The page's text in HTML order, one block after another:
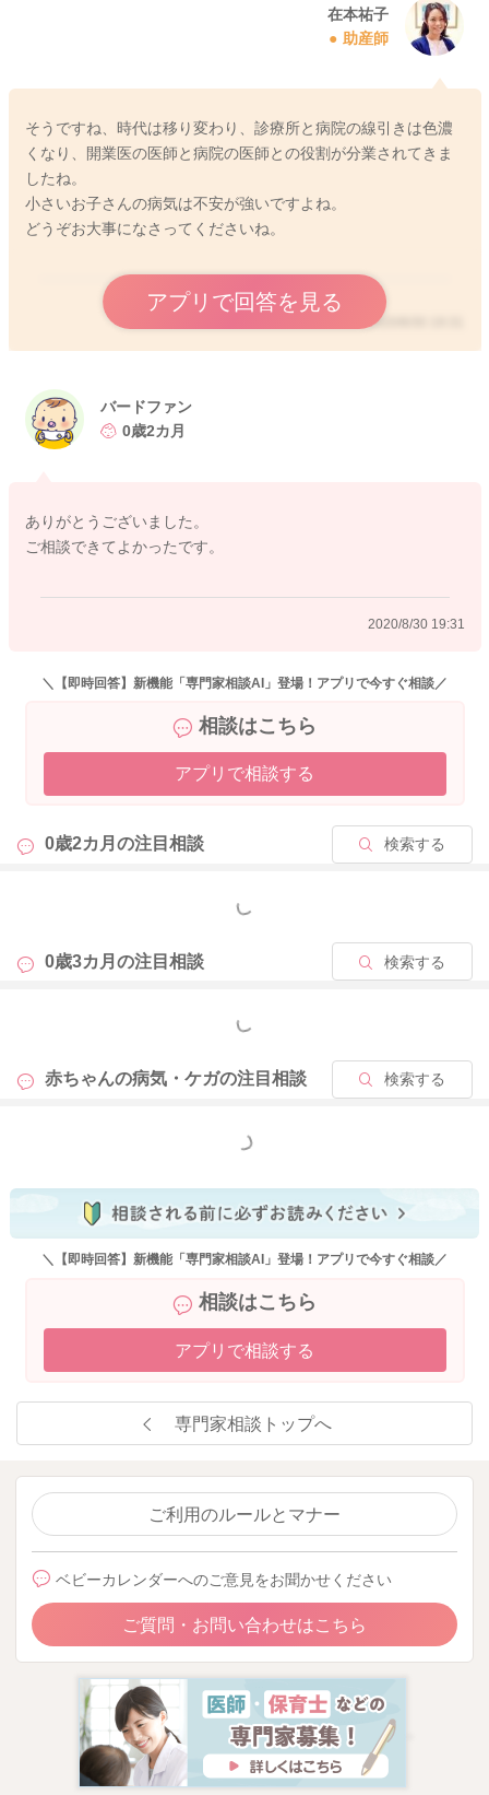
在本祐子
助産師
そうですね、時代は移り変わり、診療所と病院の線引きは色濃
くなり、開業医の医師と病院の医師との役割が分業されてきま
したね。
小さいお子さんの病気は不安が強いですよね。
どうぞお大事になさってくださいね。
アプリで回答を見る
2020/8/30 19:31
バードファン
0歳2カ月
ありがとうございました。
ご相談できてよかったです。
2020/8/30 19:31
＼【即時回答】新機能「専門家相談AI」登場！アプリで今すぐ相談／
相談はこちら
アプリで相談する
0歳2カ月の注目相談 検索する
もっと見る
0歳3カ月の注目相談 検索する
もっと見る
赤ちゃんの病気・ケガの注目相談 検索する
もっと見る
＼【即時回答】新機能「専門家相談AI」登場！アプリで今すぐ相談／
相談はこちら
アプリで相談する
専門家相談トップへ
ご利用のルールとマナー
ベビーカレンダーへのご意見をお聞かせください
ご質問・お問い合わせはこちら